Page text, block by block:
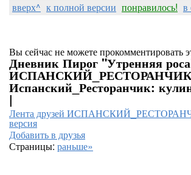
вверх^ к полной версии понравилось! в
Вы сейчас не можете прокомментировать
Дневник Пирог "Утренняя
Испанский_Ресторанчик:
|
Лента друзей
версия
Добавить в друзья
Страницы: раньше»